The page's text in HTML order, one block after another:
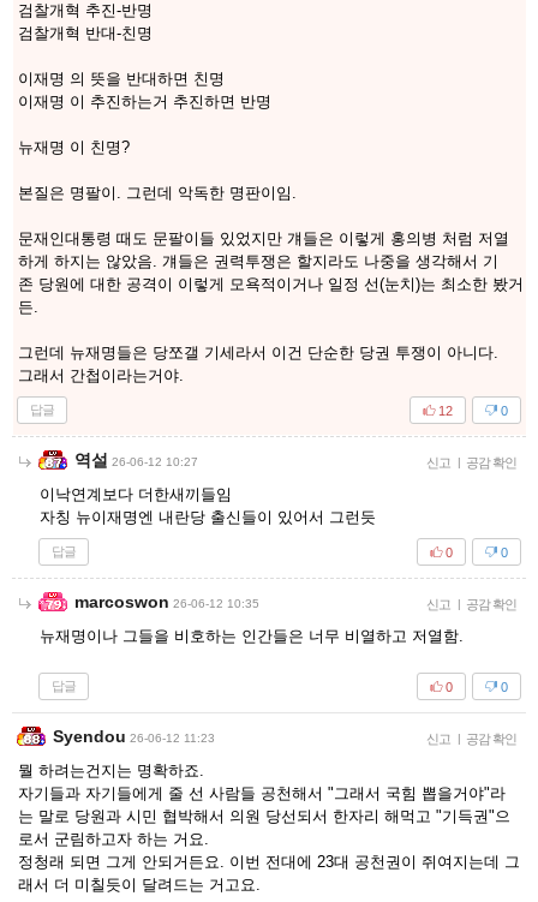
검찰개혁 추진-반명
검찰개혁 반대-친명
이재명 의 뜻을 반대하면 친명
이재명 이 추진하는거 추진하면 반명
뉴재명 이 친명?
본질은 명팔이. 그런데 악독한 명판이임.
문재인대통령 때도 문팔이들 있었지만 걔들은 이렇게 홍의병 처럼 저열
하게 하지는 않았음. 걔들은 권력투쟁은 할지라도 나중을 생각해서 기
존 당원에 대한 공격이 이렇게 모욕적이거나 일정 선(눈치)는 최소한 봤거
든.
그런데 뉴재명들은 당쪼갤 기세라서 이건 단순한 당권 투쟁이 아니다.
그래서 간첩이라는거야.
답글 0
12
역설 26-06-12 10:27 신고 | 공감 확인
이낙연계보다 더한새끼들임
자칭 뉴이재명엔 내란당 출신들이 있어서 그런듯
답글 0
0
marcoswon 26-06-12 10:35 신고 | 공감 확인
뉴재명이나 그들을 비호하는 인간들은 너무 비열하고 저열함.
답글 0
0
Syendou 26-06-12 11:23 신고 | 공감 확인
뭘 하려는건지는 명확하죠.
자기들과 자기들에게 줄 선 사람들 공천해서 "그래서 국힘 뽑을거야"라
는 말로 당원과 시민 협박해서 의원 당선되서 한자리 해먹고 "기득권"으
로서 군림하고자 하는 거요.
정청래 되면 그게 안되거든요. 이번 전대에 23대 공천권이 쥐여지는데 그
래서 더 미칠듯이 달려드는 거고요.